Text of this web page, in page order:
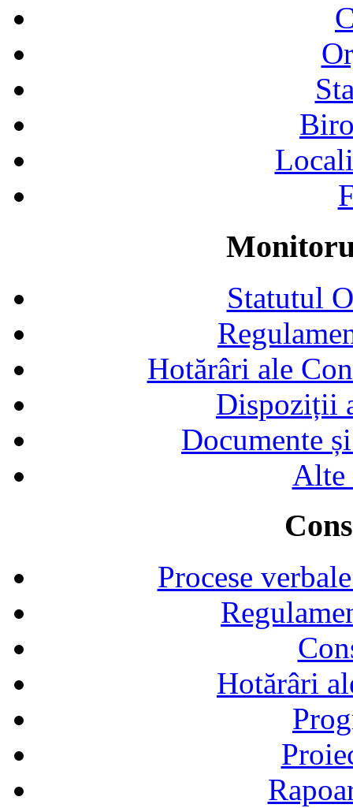
Statutul
Hotărâri ale
Dispoziții
Documente
Alte
Procese
Hotărâri